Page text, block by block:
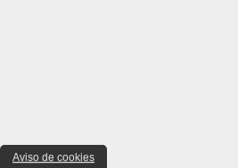
Aviso de cookies